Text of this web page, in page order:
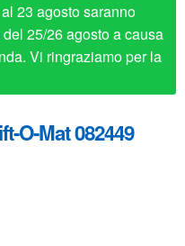
child
23 agosto saranno
25/26 agosto a causa
Vi ringraziamo per la
O-Mat 082449